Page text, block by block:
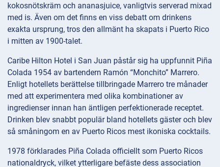
kokosnötskräm och ananasjuice, vanligtvis serverad mixad
med is. Även om det finns en viss debatt om drinkens
exakta ursprung, tros den allmänt ha skapats i Puerto Rico
i mitten av 1900-talet.
Caribe Hilton Hotel i San Juan påstår sig ha uppfunnit Piña
Colada 1954 av bartendern Ramón “Monchito” Marrero.
Enligt hotellets berättelse tillbringade Marrero tre månader
med att experimentera med olika kombinationer av
ingredienser innan han äntligen perfektionerade receptet.
Drinken blev snabbt populär bland hotellets gäster och blev
så småningom en av Puerto Ricos mest ikoniska cocktails.
1978 förklarades Piña Colada officiellt som Puerto Ricos
nationaldryck, vilket ytterligare befäste dess association